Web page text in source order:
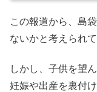
この報道から、島
ないかと考えられて
しかし、子供を望
妊娠や出産を裏付